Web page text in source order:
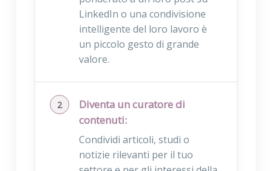
LinkedIn o una condivisione
intelligente del loro lavoro è
un piccolo gesto di grande
valore.
Diventa un curatore di
contenuti:
Condividi articoli, studi o
notizie rilevanti per il tuo